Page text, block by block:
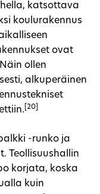
katsottava
koulurakennus
ovat
ollen
alkuperäinen
[20]
-runko ja
Teollisuushallin
korjata, koska
kuin